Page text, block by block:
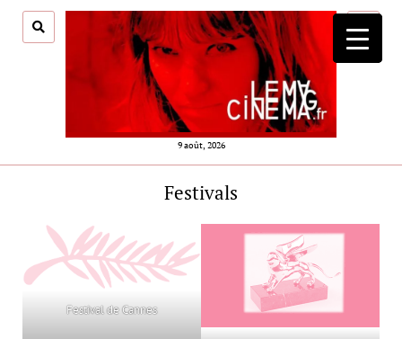
9 août, 2026
menu
Festivals
Festival de Cannes